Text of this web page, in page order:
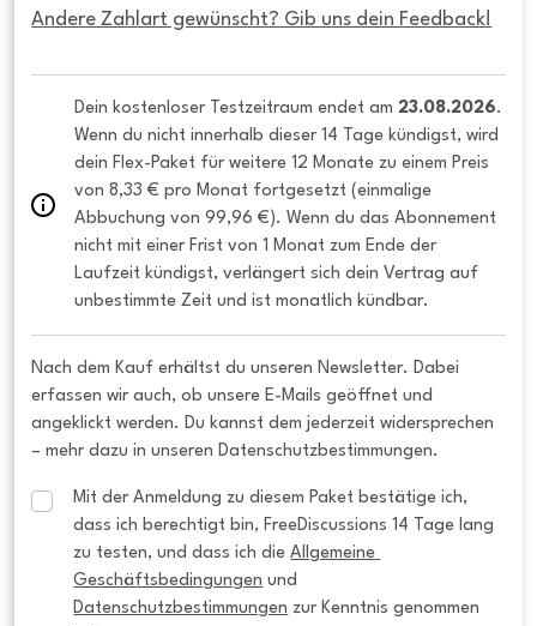
Andere Zahlart gewünscht? Gib uns dein Feedback!
Dein kostenloser Testzeitraum endet am 23.08.2026.
Wenn du nicht innerhalb dieser 14 Tage kündigst, wird
dein Flex-Paket für weitere 12 Monate zu einem Preis
von 8,33 € pro Monat fortgesetzt (einmalige
Abbuchung von 99,96 €). Wenn du das Abonnement
nicht mit einer Frist von 1 Monat zum Ende der
Laufzeit kündigst, verlängert sich dein Vertrag auf
unbestimmte Zeit und ist monatlich kündbar.
Nach dem Kauf erhältst du unseren Newsletter. Dabei
erfassen wir auch, ob unsere E-Mails geöffnet und
angeklickt werden. Du kannst dem jederzeit widersprechen
– mehr dazu in unseren Datenschutzbestimmungen.
Mit der Anmeldung zu diesem Paket bestätige ich,
dass ich berechtigt bin, FreeDiscussions 14 Tage lang
zu testen, und dass ich die Allgemeine
Geschäftsbedingungen
Datenschutzbestimmungen zur Kenntnis genommen